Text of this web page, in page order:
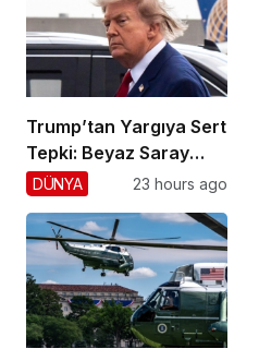
Trump’tan Yargıya Sert
Tepki: Beyaz Saray
Krizi!
DÜNYA 23 hours ago